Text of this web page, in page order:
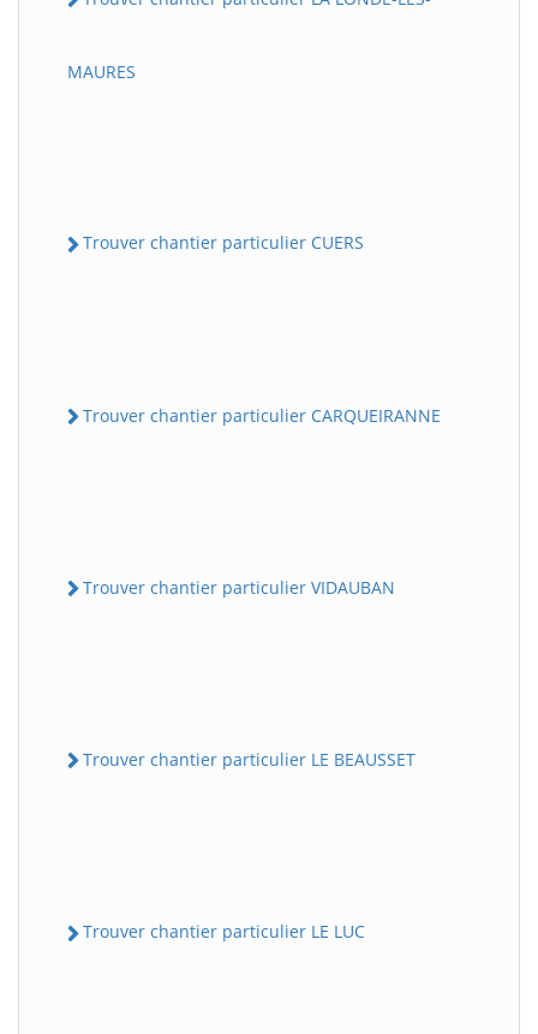
MAURES
Trouver chantier particulier CUERS
Trouver chantier particulier CARQUEIRANNE
Trouver chantier particulier VIDAUBAN
Trouver chantier particulier LE BEAUSSET
Trouver chantier particulier LE LUC